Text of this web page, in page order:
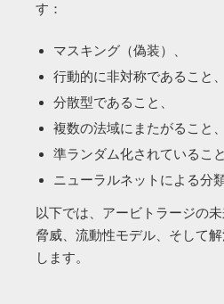
す：
マスキング（偽装）、
行動的に非対称であること、
分散型であること、
複数の法域にまたがること、
準ランダム化されていること
ニューラルネットによる分
以下では、アービトラージの未
脅威、流動性モデル、そして
します。